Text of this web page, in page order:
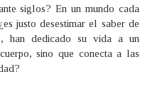
siglos? En un mundo cada
justo desestimar el saber de
han dedicado su vida a un
sino que conecta a las